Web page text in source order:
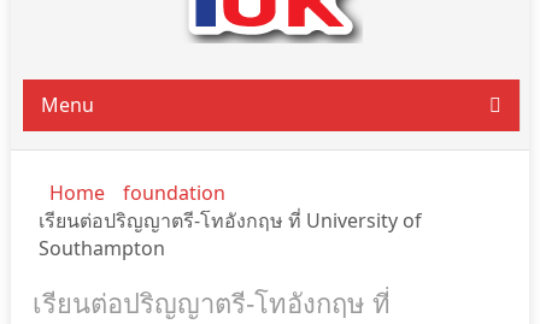
Menu
Home
foundation
เรียนต่อปริญญาตรี-โทอังกฤษ ที่ University of
Southampton
เรียนต่อปริญญาตรี-โทอังกฤษ ที่